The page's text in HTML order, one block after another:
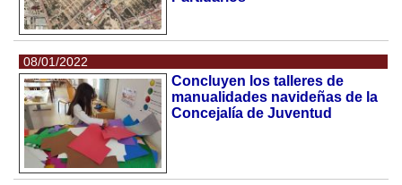
08/01/2022
Concluyen los talleres de
manualidades navideñas de la
Concejalía de Juventud